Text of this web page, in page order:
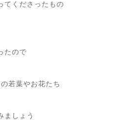
てくださったもの
たので
若葉やお花たち
ましょう